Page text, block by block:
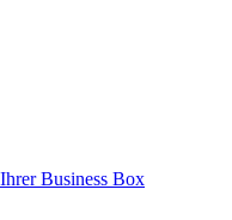
Business Box